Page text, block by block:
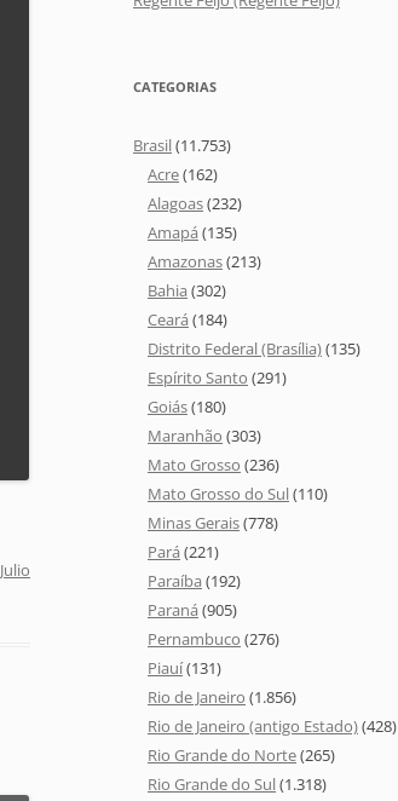
Julio
CATEGORIAS
Brasil(11.753)
Acre(162)
Alagoas(232)
Amapá (135)
Amazonas(213)
Bahia (302)
Ceará (184)
Distrito Federal (Brasília)(135)
Espírito Santo (291)
Goiás(180)
Maranhão (303)
Mato Grosso (236)
Mato Grosso do Sul(110)
Minas Gerais(778)
Pará (221)
Paraíba (192)
Paraná (905)
Pernambuco (276)
Piauí(131)
Rio de Janeiro (1.856)
Rio de Janeiro (antigo Estado)(428)
Rio Grande do Norte(265)
Rio Grande do Sul(1.318)